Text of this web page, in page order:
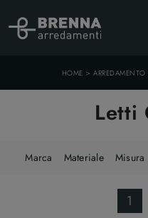
HOME >
Letti
Marca Materiale Misura
1